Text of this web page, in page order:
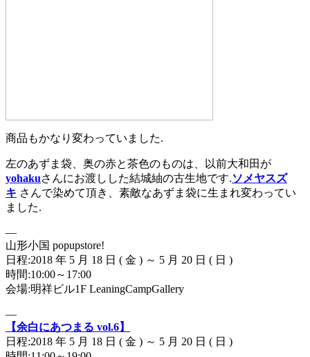
商品もかなり変わっていました.
左のあずま袋、奥の赤と茶色のものは、以前大和田が
yohakuさんにお渡しした結城紬の古生地です.ソメヤスズ
キ さんで染めて頂き、素敵なあずま袋に生まれ変わってい
ました.
—
山形小国 popupstore!
日程:2018 年 5 月 18 日 ( 金 ) ～ 5 月 20 日 ( 日 )
時間:10:00～17:00
会場:明祥ビル1F LeaningCampGallery
—
【余白にあつまる vol.6】
日程:2018 年 5 月 18 日 ( 金 ) ～ 5 月 20 日 ( 日 )